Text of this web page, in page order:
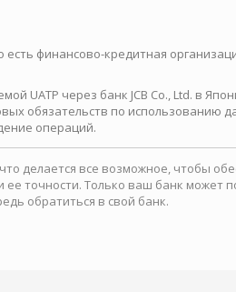
есть финансово-кредитная
UATP через банк JCB Co., Ltd. в
обязательств по использованию
операций.
делается все возможное, чтобы
точности. Только ваш банк может
обратиться в свой банк.